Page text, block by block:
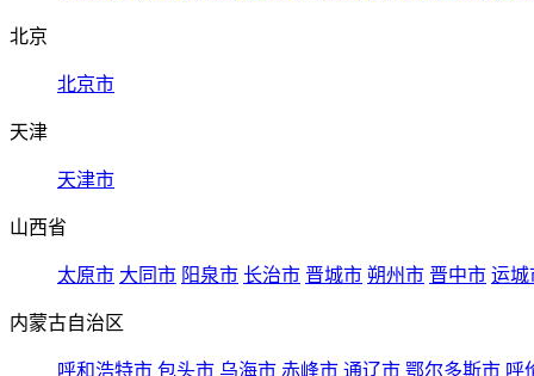
北京
北京市
天津
天津市
山西省
太原市 大同市 阳泉市 长治市 晋城市 朔州市 晋中市 运城
内蒙古自治区
呼和浩特市 包头市 乌海市 赤峰市 通辽市 鄂尔多斯市 呼